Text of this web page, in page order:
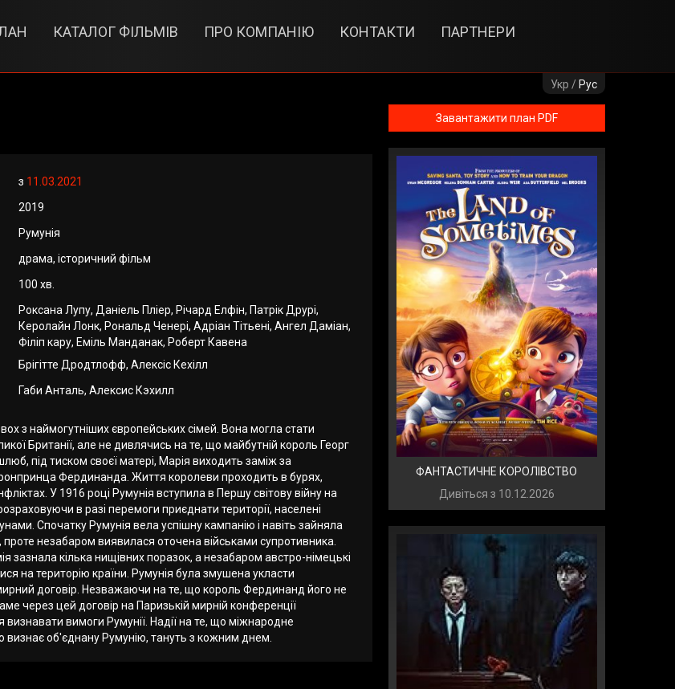
КАТАЛОГ ФІЛЬМІВ ПРО КОМПАНІЮ КОНТАКТИ ПАРТНЕРИ
Укр / Рус
з 11.03.2021
2019
Румунія
драма, історичний фільм
100 хв.
Роксана Лупу, Даніель Пліер, Річард Елфін, Патрік Друрі,
Керолайн Лонк, Рональд Ченері, Адріан Тітьені, Ангел Даміан,
Філіп кару, Еміль Манданак, Роберт Кавена
Брігітте Дродтлофф, Алексіс Кехілл
Габи Анталь, Алексис Кэхилл
з наймогутніших європейських сімей. Вона могла стати
Британії, але не дивлячись на те, що майбутній король Георг
під тиском своєї матері, Марія виходить заміж за
Фердинанда. Життя королеви проходить в бурях,
У 1916 році Румунія вступила в Першу світову війну на
в разі перемоги приєднати території, населені
Спочатку Румунія вела успішну кампанію і навіть зайняла
проте незабаром виявилася оточена військами супротивника.
зазнала кілька нищівних поразок, а незабаром австро-німецькі
на територію країни. Румунія була змушена укласти
договір. Незважаючи на те, що король Фердинанд його не
через цей договір на Паризькій мирній конференції
визнавати вимоги Румунії. Надії на те, що міжнародне
визнає об'єднану Румунію, тануть з кожним днем.
Завантажити план PDF
ФАНТАСТИЧНЕ КОРОЛІВСТВО
Дивіться з 10.12.2026